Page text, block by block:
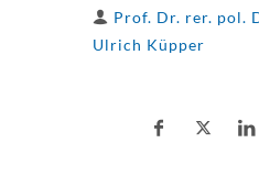
Prof. Dr. rer. pol.
Ulrich Küpper